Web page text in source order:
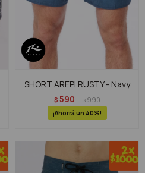
SHORT AREPI RUSTY - Navy
$ 590 $990
40